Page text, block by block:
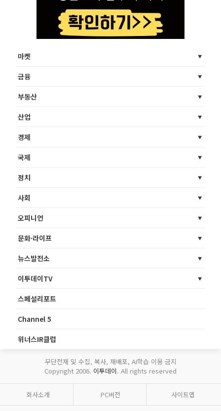
마켓
금융
부동산
산업
경제
국제
정치
사회
오피니언
문화·라이프
뉴스발전소
이투데이TV
스페셜리포트
Channel 5
위너스IR클럽
무단전재 및 수집, 복사, 재배포, AI학습 이용 금지
Copyright 2006. 이투데이. All rights reserved
회사소개 PC버전 사이트맵